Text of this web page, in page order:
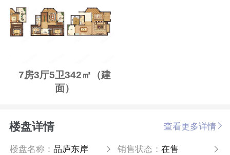
7房3厅5卫342㎡（建
面）
楼盘详情 查看更多详情
楼盘名称：品庐东岸 销售状态： 在售